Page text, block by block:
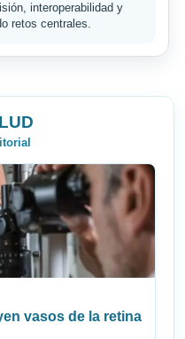
interoperabilidad y
retos centrales.
vasos de la retina